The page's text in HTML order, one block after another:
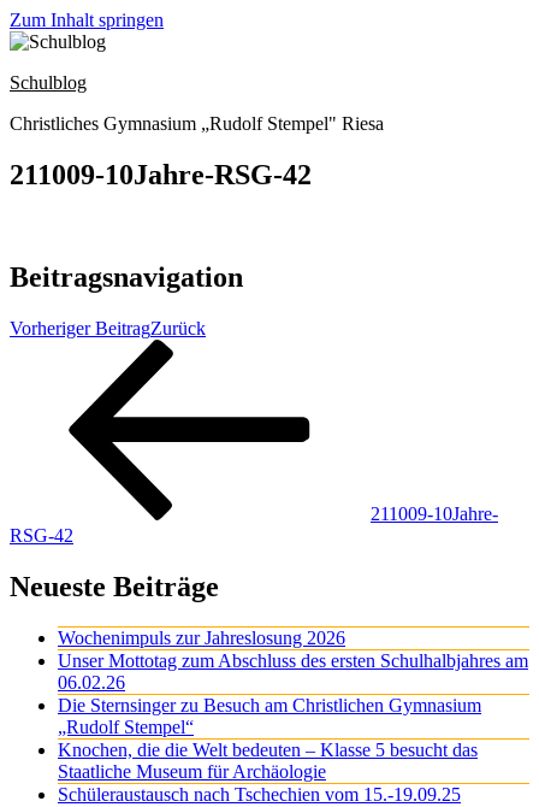
Zum Inhalt springen
Schulblog
Christliches Gymnasium „Rudolf Stempel" Riesa
211009-10Jahre-RSG-42
Beitragsnavigation
Vorheriger BeitragZurück
211009-10Jahre-
RSG-42
Neueste Beiträge
Wochenimpuls zur Jahreslosung 2026
Unser Mottotag zum Abschluss des ersten Schulhalbjahres am
06.02.26
Die Sternsinger zu Besuch am Christlichen Gymnasium
„Rudolf Stempel“
Knochen, die die Welt bedeuten – Klasse 5 besucht das
Staatliche Museum für Archäologie
Schüleraustausch nach Tschechien vom 15.-19.09.25